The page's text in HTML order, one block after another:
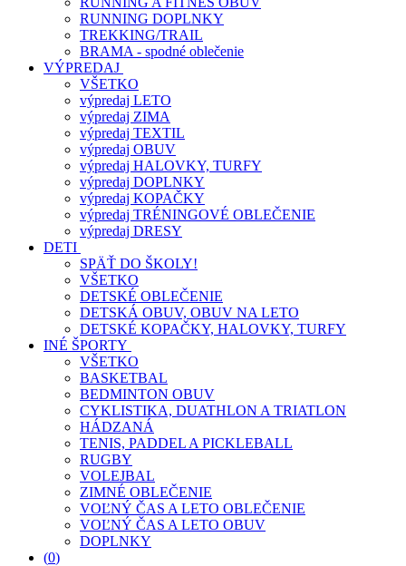
RUNNING DOPLNKY
TREKKING/TRAIL
BRAMA - spodné oblečenie
VÝPREDAJ
VŠETKO
výpredaj LETO
výpredaj ZIMA
výpredaj TEXTIL
výpredaj OBUV
výpredaj HALOVKY, TURFY
výpredaj DOPLNKY
výpredaj KOPAČKY
výpredaj TRÉNINGOVÉ OBLEČENIE
výpredaj DRESY
DETI
SPÄŤ DO ŠKOLY!
VŠETKO
DETSKÉ OBLEČENIE
DETSKÁ OBUV, OBUV NA LETO
DETSKÉ KOPAČKY, HALOVKY, TURFY
INÉ ŠPORTY
VŠETKO
BASKETBAL
BEDMINTON OBUV
CYKLISTIKA, DUATHLON A TRIATLON
HÁDZANÁ
TENIS, PADDEL A PICKLEBALL
RUGBY
VOLEJBAL
ZIMNÉ OBLEČENIE
VOĽNÝ ČAS A LETO OBLEČENIE
VOĽNÝ ČAS A LETO OBUV
DOPLNKY
(0)